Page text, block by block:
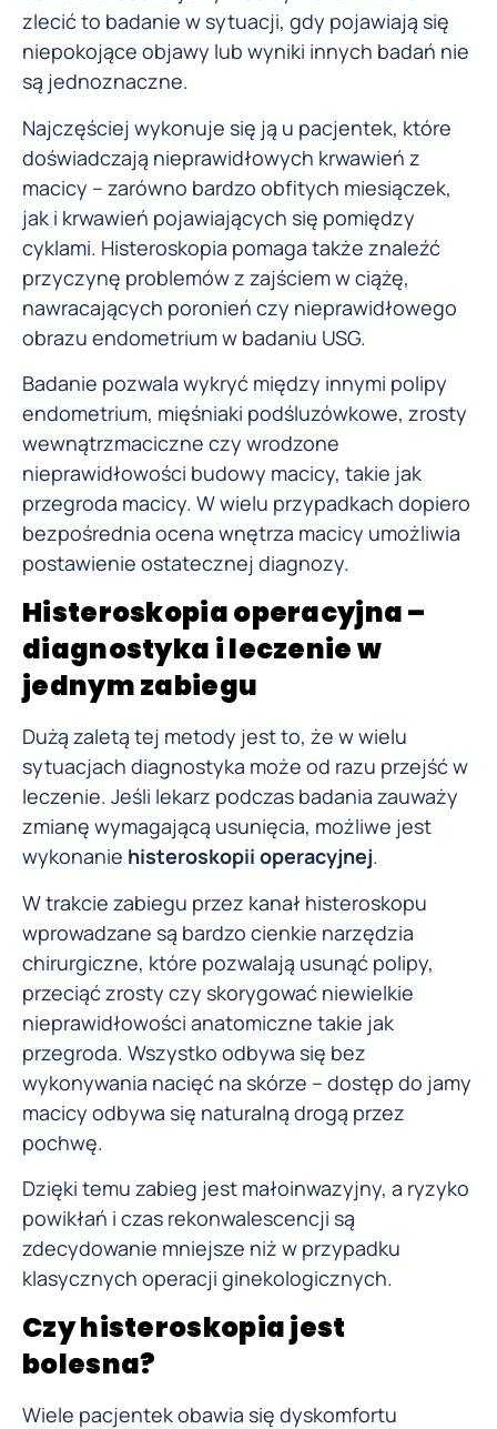
zlecić to badanie w sytuacji, gdy pojawiają się
niepokojące objawy lub wyniki innych badań nie
są jednoznaczne.
Najczęściej wykonuje się ją u pacjentek, które
doświadczają nieprawidłowych krwawień z
macicy – zarówno bardzo obfitych miesiączek,
jak i krwawień pojawiających się pomiędzy
cyklami. Histeroskopia pomaga także znaleźć
przyczynę problemów z zajściem w ciążę,
nawracających poronień czy nieprawidłowego
obrazu endometrium w badaniu USG.
Badanie pozwala wykryć między innymi polipy
endometrium, mięśniaki podśluzówkowe, zrosty
wewnątrzmaciczne czy wrodzone
nieprawidłowości budowy macicy, takie jak
przegroda macicy. W wielu przypadkach dopiero
bezpośrednia ocena wnętrza macicy umożliwia
postawienie ostatecznej diagnozy.
Histeroskopia operacyjna –
diagnostyka i leczenie w
jednym zabiegu
Dużą zaletą tej metody jest to, że w wielu
sytuacjach diagnostyka może od razu przejść w
leczenie. Jeśli lekarz podczas badania zauważy
zmianę wymagającą usunięcia, możliwe jest
wykonanie histeroskopii operacyjnej.
W trakcie zabiegu przez kanał histeroskopu
wprowadzane są bardzo cienkie narzędzia
chirurgiczne, które pozwalają usunąć polipy,
przeciąć zrosty czy skorygować niewielkie
nieprawidłowości anatomiczne takie jak
przegroda. Wszystko odbywa się bez
wykonywania nacięć na skórze – dostęp do jamy
macicy odbywa się naturalną drogą przez
pochwę.
Dzięki temu zabieg jest małoinwazyjny, a ryzyko
powikłań i czas rekonwalescencji są
zdecydowanie mniejsze niż w przypadku
klasycznych operacji ginekologicznych.
Czy histeroskopia jest
bolesna?
Wiele pacjentek obawia się dyskomfortu